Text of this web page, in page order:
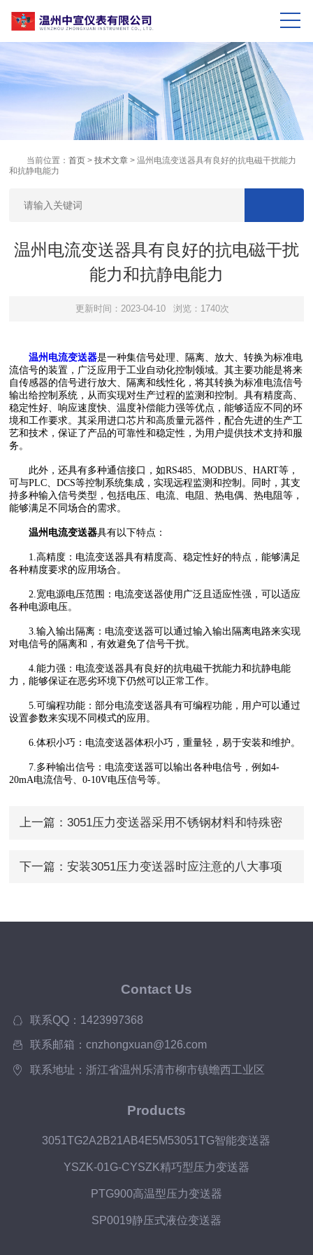
当前位置：首页 >技术文章 > 温州电流变送器具有良好的抗电磁干扰能力
和抗静电能力
温州电流变送器具有良好的抗电磁干扰
能力和抗静电能力
更新时间：2023-04-10 浏览：1740次
温州电流变送器是一种集信号处理、隔离、放大、转换为标准电
流信号的装置，广泛应用于工业自动化控制领域。其主要功能是将来
自传感器的信号进行放大、隔离和线性化，将其转换为标准电流信号
输出给控制系统，从而实现对生产过程的监测和控制。具有精度高、
稳定性好、响应速度快、温度补偿能力强等优点，能够适应不同的环
境和工作要求。其采用进口芯片和高质量元器件，配合先进的生产工
艺和技术，保证了产品的可靠性和稳定性，为用户提供技术支持和服
务。
此外，还具有多种通信接口，如RS485、MODBUS、HART等，
可与PLC、DCS等控制系统集成，实现远程监测和控制。同时，其支
持多种输入信号类型，包括电压、电流、电阻、热电偶、热电阻等，
能够满足不同场合的需求。
温州电流变送器具有以下特点：
1.高精度：电流变送器具有精度高、稳定性好的特点，能够满足
各种精度要求的应用场合。
2.宽电源电压范围：电流变送器使用广泛且适应性强，可以适应
各种电源电压。
3.输入输出隔离：电流变送器可以通过输入输出隔离电路来实现
对电信号的隔离和，有效避免了信号干扰。
4.能力强：电流变送器具有良好的抗电磁干扰能力和抗静电能
力，能够保证在恶劣环境下仍然可以正常工作。
5.可编程功能：部分电流变送器具有可编程功能，用户可以通过
设置参数来实现不同模式的应用。
6.体积小巧：电流变送器体积小巧，重量轻，易于安装和维护。
7.多种输出信号：电流变送器可以输出各种电信号，例如4-
20mA电流信号、0-10V电压信号等。
上一篇： 3051压力变送器采用不锈钢材料和特殊密
下一篇： 安装3051压力变送器时应注意的八大事项
Contact Us
联系QQ：1423997368
联系邮箱：cnzhongxuan@126.com
联系地址：浙江省温州乐清市柳市镇蟾西工业区
Products
3051TG2A2B21AB4E5M53051TG智能变送器
YSZK-01G-CYSZK精巧型压力变送器
PTG900高温型压力变送器
SP0019静压式液位变送器